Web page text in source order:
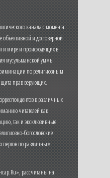
канала с момента
объективной и достоверной
и мире и происходящих в
мусульманской уммы
по религиозным
прав верующих.
в различных
читателей как
так и эксклюзивные
богословские
по различным
рассчитаны на